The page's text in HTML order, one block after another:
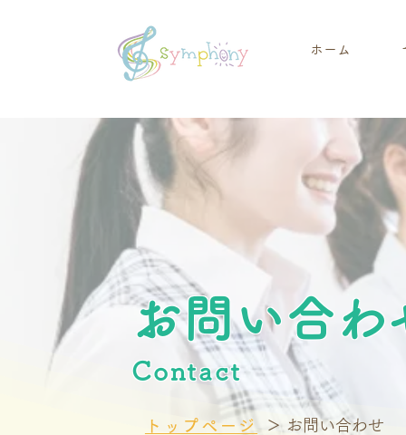
ホーム
お問い合わ
Contact
トップページ ＞ お問い合わせ